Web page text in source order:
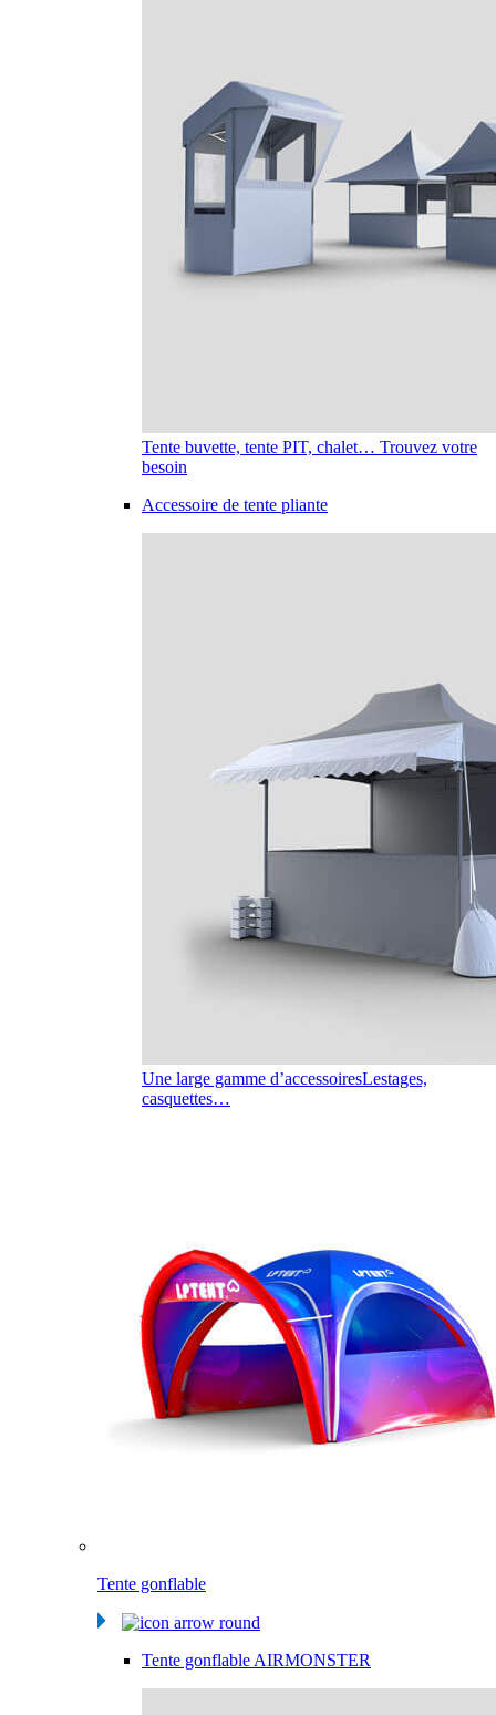
Tente buvette, tente PIT, chalet… Trouvez votre
besoin
Accessoire de tente pliante
Une large gamme d’accessoiresLestages,
casquettes…
Tente gonflable
Tente gonflable AIRMONSTER